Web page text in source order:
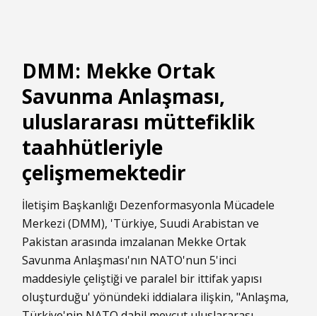
DMM: Mekke Ortak
Savunma Anlaşması,
uluslararası müttefiklik
taahhütleriyle
çelişmemektedir
İletişim Başkanlığı Dezenformasyonla Mücadele
Merkezi (DMM), 'Türkiye, Suudi Arabistan ve
Pakistan arasında imzalanan Mekke Ortak
Savunma Anlaşması'nın NATO'nun 5'inci
maddesiyle çeliştiği ve paralel bir ittifak yapısı
oluşturduğu' yönündeki iddialara ilişkin, "Anlaşma,